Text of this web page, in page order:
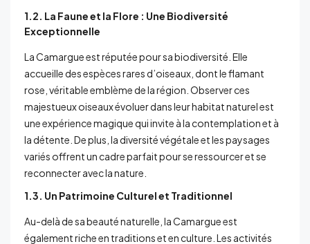
1.2. La Faune et la Flore : Une Biodiversité
Exceptionnelle
La Camargue est réputée pour sa biodiversité. Elle
accueille des espèces rares d’oiseaux, dont le flamant
rose, véritable emblème de la région. Observer ces
majestueux oiseaux évoluer dans leur habitat naturel est
une expérience magique qui invite à la contemplation et à
la détente. De plus, la diversité végétale et les paysages
variés offrent un cadre parfait pour se ressourcer et se
reconnecter avec la nature.
1.3. Un Patrimoine Culturel et Traditionnel
Au-delà de sa beauté naturelle, la Camargue est
également riche en traditions et en culture. Les activités